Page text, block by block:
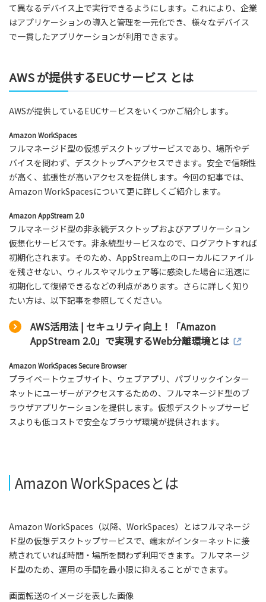
て異なるデバイス上で実行できるようにします。これにより、企業
はアプリケーションの導入と管理を一元化でき、様々なデバイス
で一貫したアプリケーションが利用できます。
AWS が提供するEUCサービス とは
AWSが提供しているEUCサービスをいくつかご紹介します。
Amazon WorkSpaces
フルマネージド型の仮想デスクトップサービスであり、場所やデ
バイスを問わず、デスクトップへアクセスできます。安全で信頼性
が高く、拡張性が高いアクセスを提供します。今回の記事では、
Amazon WorkSpacesについて更に詳しくご紹介します。
Amazon AppStream 2.0
フルマネージド型の非永続デスクトップおよびアプリケーション
仮想化サービスです。非永続型サービスなので、ログアウトすれば
初期化されます。そのため、AppStream上のローカルにファイル
を残させない、ウィルスやマルウェア等に感染した場合に迅速に
初期化して復帰できるなどの利点があります。さらに詳しく知り
たい方は、以下記事を参照してください。
AWS活用法 | セキュリティ向上！「Amazon
AppStream 2.0」で実現するWeb分離環境とは
Amazon WorkSpaces Secure Browser
プライベートウェブサイト、ウェブアプリ、パブリックインター
ネットにユーザーがアクセスするための、フルマネージド型のブ
ラウザアプリケーションを提供します。仮想デスクトップサービ
スよりも低コストで安全なブラウザ環境が提供されます。
Amazon WorkSpacesとは
Amazon WorkSpaces（以降、WorkSpaces）とはフルマネージ
ド型の仮想デスクトップサービスで、端末がインターネットに接
続されていれば時間・場所を問わず利用できます。フルマネージ
ド型のため、運用の手間を最小限に抑えることができます。
画面転送のイメージを表した画像